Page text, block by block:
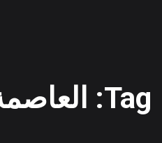
Tag: العاصمة الادارية